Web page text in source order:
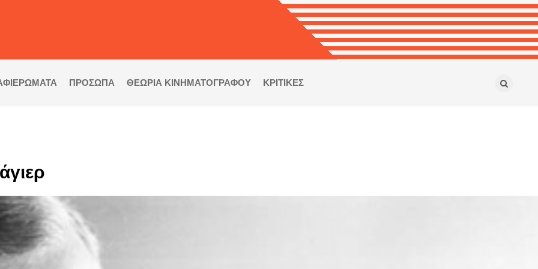
ΠΡΟΣΩΠΑ ΘΕΩΡΙΑ ΚΙΝΗΜΑΤΟΓΡΑΦΟΥ ΚΡΙΤΙΚΕΣ